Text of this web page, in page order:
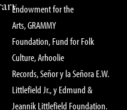
Endowment for the
Arts, GRAMMY
Foundation, Fund for Folk
Culture, Arhoolie
Records, Señor y la Señora E.W.
Littlefield Jr., y Edmund &
Jeannik Littlefield Foundation.